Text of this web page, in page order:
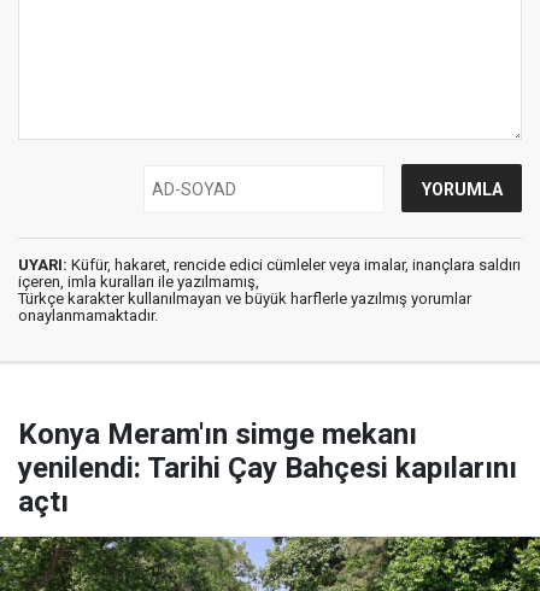
UYARI: Küfür, hakaret, rencide edici cümleler veya imalar, inançlara saldırı
içeren, imla kuralları ile yazılmamış,
Türkçe karakter kullanılmayan ve büyük harflerle yazılmış yorumlar
onaylanmamaktadır.
Konya Meram'ın simge mekanı
yenilendi: Tarihi Çay Bahçesi kapılarını
açtı